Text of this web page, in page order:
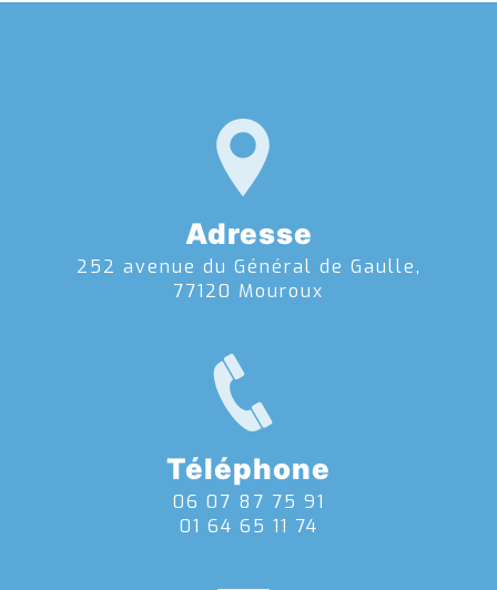
Adresse
252 avenue du Général de Gaulle,
77120 Mouroux
Téléphone
06 07 87 75 91
01 64 65 11 74